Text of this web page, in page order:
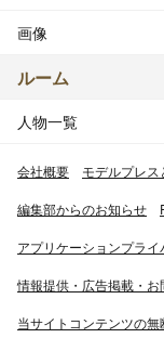
画像
ルーム
人物一覧
会社概要 モデルプレス
編集部からのお知らせ
アプリケーションプラ
情報提供・広告掲載・お
当サイトコンテンツの